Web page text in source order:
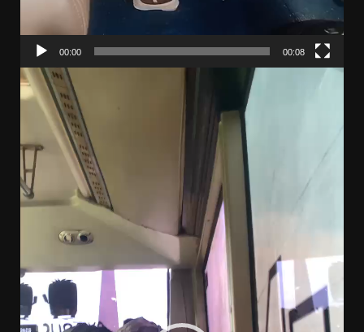
00:00 00:08
Pemutar
Video